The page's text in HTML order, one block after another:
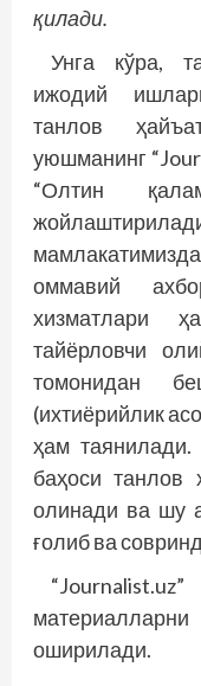
қилади.
Унга кўра,
ижодий
танлов
уюшманинг
“Олтин
оммавий
хизматлари
тайёрловчи
томонидан
(ихтиёрийлик
ҳам таянилади.
баҳоси танлов
олинади ва шу
ғолиб ва
оширилади.